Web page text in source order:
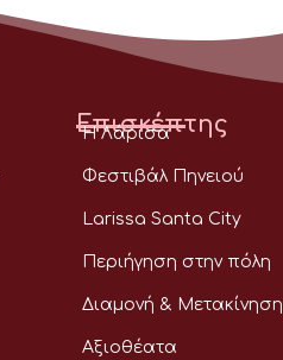
Επισκέπτης
Η Λάρισα
Φεστιβάλ Πηνειού
Larissa Santa City
Περιήγηση στην πόλη
Διαμονή & Μετακίνηση
Αξιοθέατα